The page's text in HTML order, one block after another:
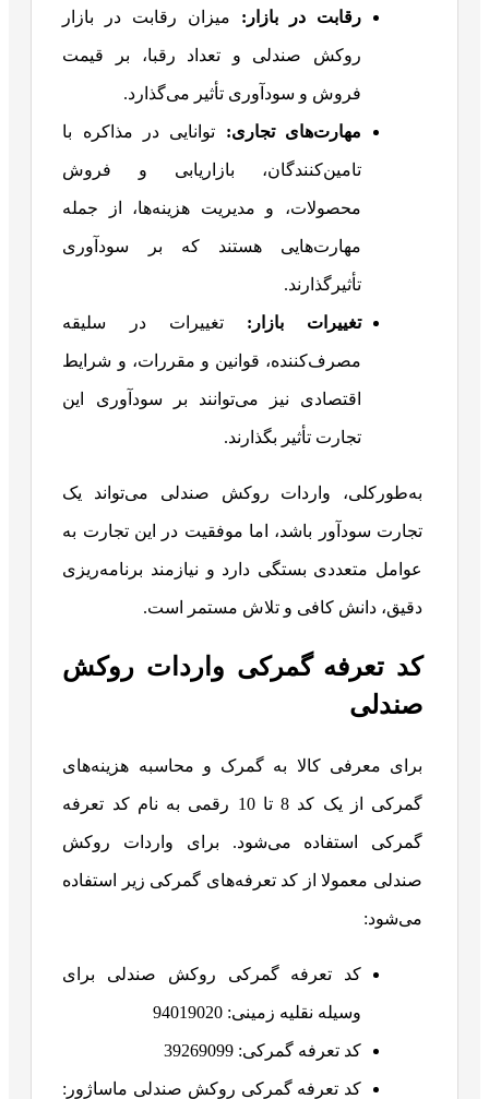
رقابت در بازار: میزان رقابت در بازار
روکش صندلی و تعداد رقبا، بر قیمت
فروش و سودآوری تأثیر می‌گذارد.
مهارت‌های تجاری: توانایی در مذاکره با
تامین‌کنندگان، بازاریابی و فروش
محصولات، و مدیریت هزینه‌ها، از جمله
مهارت‌هایی هستند که بر سودآوری
تأثیرگذارند.
تغییرات بازار: تغییرات در سلیقه
مصرف‌کننده، قوانین و مقررات، و شرایط
اقتصادی نیز می‌توانند بر سودآوری این
تجارت تأثیر بگذارند.
به‌طورکلی، واردات روکش صندلی می‌تواند یک
تجارت سودآور باشد، اما موفقیت در این تجارت به
عوامل متعددی بستگی دارد و نیازمند برنامه‌ریزی
دقیق، دانش کافی و تلاش مستمر است.
کد تعرفه گمرکی واردات روکش
صندلی
برای معرفی کالا به گمرک و محاسبه هزینه‌های
گمرکی از یک کد 8 تا 10 رقمی به نام کد تعرفه
گمرکی استفاده می‌شود. برای واردات روکش
صندلی معمولا از کد تعرفه‌های گمرکی زیر استفاده
می‌شود:
کد تعرفه گمرکی روکش صندلی برای
وسیله نقلیه زمینی: 94019020
کد تعرفه گمرکی: 39269099
کد تعرفه گمرکی روکش صندلی ماساژور: